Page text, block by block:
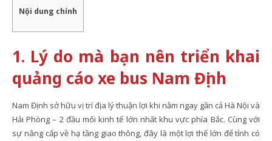
Nội dung chính
1. Lý do mà bạn nên triển khai
quảng cáo xe bus Nam Định
Nam Định sở hữu vị trí địa lý thuận lợi khi nằm ngay gần cả Hà Nội và
Hải Phòng – 2 đầu mối kinh tế lớn nhất khu vực phía Bắc. Cùng với
sự nâng cấp về hạ tầng giao thông, đây là một lợi thế lớn để tỉnh có